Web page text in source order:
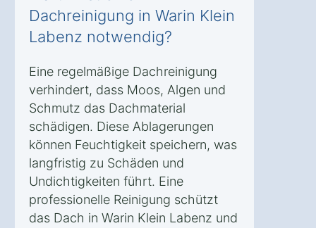
Dachreinigung in Warin Klein
Labenz notwendig?
Eine regelmäßige Dachreinigung
verhindert, dass Moos, Algen und
Schmutz das Dachmaterial
schädigen. Diese Ablagerungen
können Feuchtigkeit speichern, was
langfristig zu Schäden und
Undichtigkeiten führt. Eine
professionelle Reinigung schützt
das Dach in Warin Klein Labenz und